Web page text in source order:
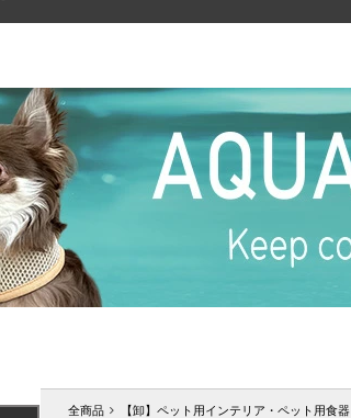
全商品 【卸】ペット用インテリア・ペット用食器